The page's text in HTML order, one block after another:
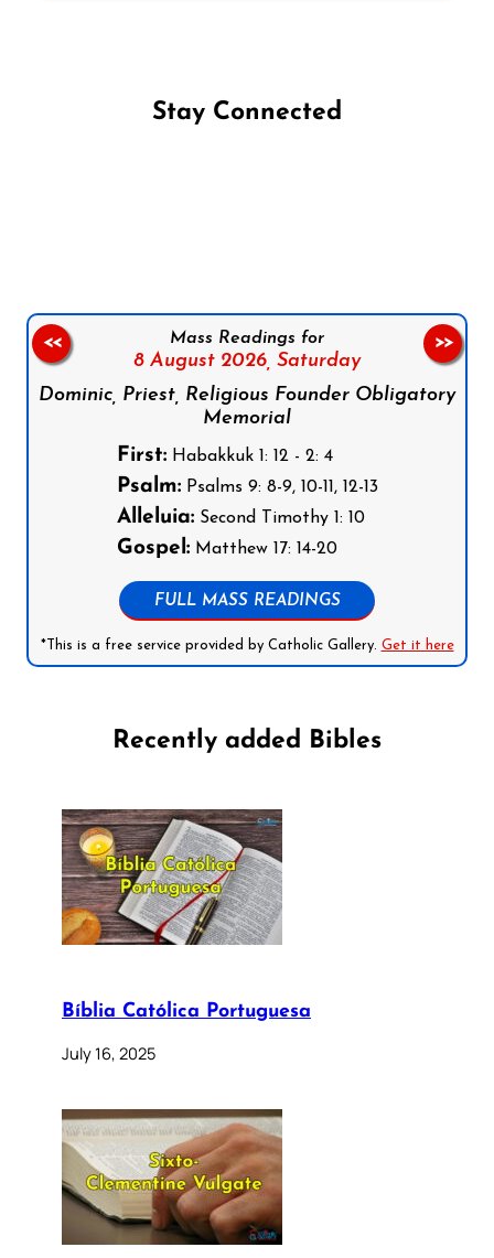
Stay Connected
Mass Readings for
8 August 2026, Saturday
Dominic, Priest, Religious Founder Obligatory
Memorial
First:Habakkuk 1: 12 - 2: 4
Psalm:Psalms 9: 8-9, 10-11, 12-13
Alleluia:Second Timothy 1: 10
Gospel:Matthew 17: 14-20
FULL MASS READINGS
*This is a free service provided by Catholic Gallery. Get it here
<< >>
Recently added Bibles
Bíblia Católica Portuguesa
July 16, 2025